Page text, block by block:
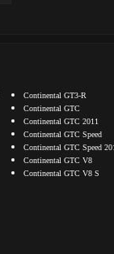
Continental GT3-R
Continental GTC
Continental GTC 2011
Continental GTC Speed
Continental GTC Speed
Continental GTC V8
Continental GTC V8 S